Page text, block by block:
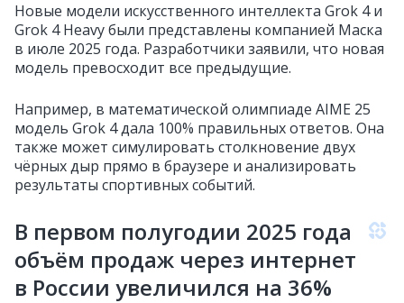
Новые модели искусственного интеллекта Grok 4 и
Grok 4 Heavy были представлены компанией Маска
в июле 2025 года. Разработчики заявили, что новая
модель превосходит все предыдущие.
Например, в математической олимпиаде AIME 25
модель Grok 4 дала 100% правильных ответов. Она
также может симулировать столкновение двух
чёрных дыр прямо в браузере и анализировать
результаты спортивных событий.
В первом полугодии 2025 года
объём продаж через интернет
в России увеличился на 36%